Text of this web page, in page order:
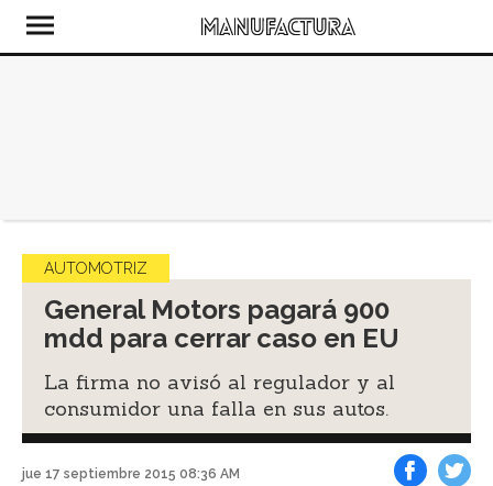
AUTOMOTRIZ
General Motors pagará 900
mdd para cerrar caso en EU
La firma no avisó al regulador y al
consumidor una falla en sus autos.
jue 17 septiembre 2015 08:36 AM